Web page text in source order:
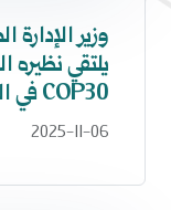
وزير الإدارة
يلتقي نظيره
COP30 في البرازيل
2025-11-06